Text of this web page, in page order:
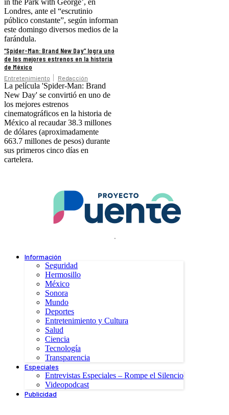
in the Park with George’, en
Londres, ante el “escrutinio
público constante”, según informan
este domingo diversos medios de la
farándula.
“Spider-Man: Brand New Day” logra uno
de los mejores estrenos en la historia
de México
Entretenimiento Redacción
La película 'Spider-Man: Brand
New Day' se convirtió en uno de
los mejores estrenos
cinematográficos en la historia de
México al recaudar 38.3 millones
de dólares (aproximadamente
663.7 millones de pesos) durante
sus primeros cinco días en
cartelera.
.
Información
Seguridad
Hermosillo
México
Sonora
Mundo
Deportes
Entretenimiento y Cultura
Salud
Ciencia
Tecnología
Transparencia
Especiales
Entrevistas Especiales – Rompe el Silencio
Videopodcast
Publicidad